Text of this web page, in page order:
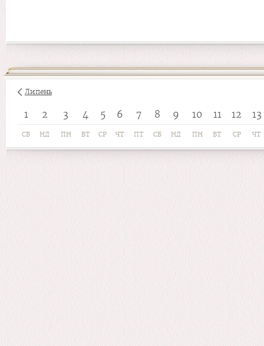
Липень
1 2 3 4 5 6 7 8 9 10 11 12 13
СБ НД ПН ВТ СР ЧТ ПТ СБ НД ПН ВТ СР ЧТ